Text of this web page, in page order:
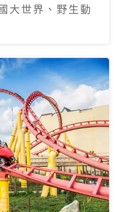
大世界、野生動